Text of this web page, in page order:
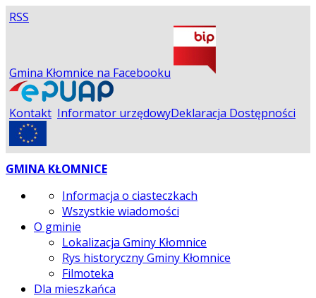
RSS
Gmina Kłomnice na Facebooku
Kontakt Informator urzędowyDeklaracja Dostępności
GMINA KŁOMNICE
Informacja o ciasteczkach
Wszystkie wiadomości
O gminie
Lokalizacja Gminy Kłomnice
Rys historyczny Gminy Kłomnice
Filmoteka
Dla mieszkańca